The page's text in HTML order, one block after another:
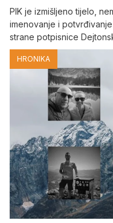
PIK je izmišljeno tijelo,
imenovanje i
strane potpisnice
HRONIKA